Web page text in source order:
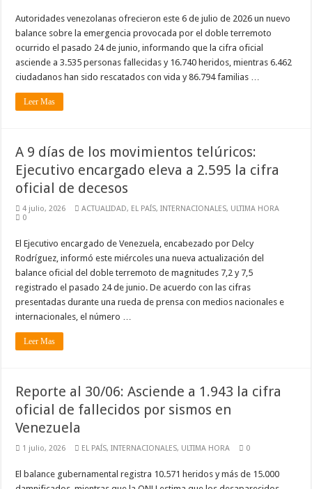
Autoridades venezolanas ofrecieron este 6 de julio de 2026 un nuevo
balance sobre la emergencia provocada por el doble terremoto
ocurrido el pasado 24 de junio, informando que la cifra oficial
asciende a 3.535 personas fallecidas y 16.740 heridos, mientras 6.462
ciudadanos han sido rescatados con vida y 86.794 familias …
Leer Mas
A 9 días de los movimientos telúricos:
Ejecutivo encargado eleva a 2.595 la cifra
oficial de decesos
4 julio, 2026 ACTUALIDAD, EL PAÍS,INTERNACIONALES, ULTIMA HORA
0
El Ejecutivo encargado de Venezuela, encabezado por Delcy
Rodríguez, informó este miércoles una nueva actualización del
balance oficial del doble terremoto de magnitudes 7,2 y 7,5
registrado el pasado 24 de junio. De acuerdo con las cifras
presentadas durante una rueda de prensa con medios nacionales e
internacionales, el número …
Leer Mas
Reporte al 30/06: Asciende a 1.943 la cifra
oficial de fallecidos por sismos en
Venezuela
1 julio, 2026 EL PAÍS,INTERNACIONALES, ULTIMA HORA 0
El balance gubernamental registra 10.571 heridos y más de 15.000